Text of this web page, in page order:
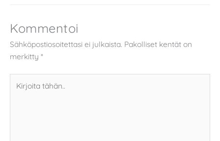
Kommentoi
Sähköpostiosoitettasi ei julkaista. Pakolliset kentät on
merkitty *
tähän..